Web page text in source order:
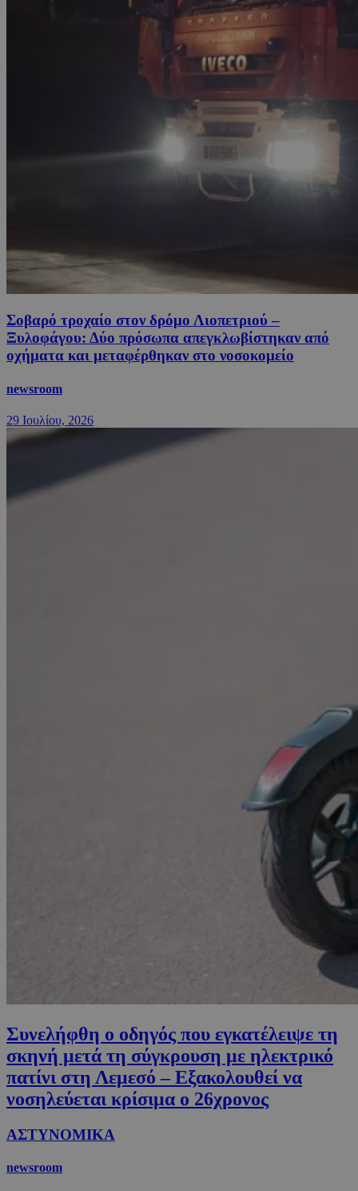
Σοβαρό τροχαίο στον δρόμο Λιοπετριού –
Ξυλοφάγου: Δύο πρόσωπα απεγκλωβίστηκαν από
οχήματα και μεταφέρθηκαν στο νοσοκομείο
newsroom
29 Ιουλίου, 2026
Συνελήφθη ο οδηγός που εγκατέλειψε τη
σκηνή μετά τη σύγκρουση με ηλεκτρικό
πατίνι στη Λεμεσό – Εξακολουθεί να
νοσηλεύεται κρίσιμα ο 26χρονος
ΑΣΤΥΝΟΜΙΚΑ
newsroom